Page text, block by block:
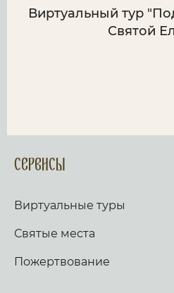
Виртуальный тур
Святой
Сервисы
Виртуальные туры
Святые места
Пожертвование